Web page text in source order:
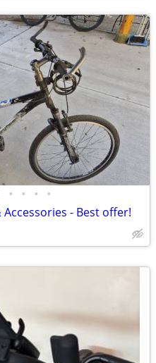
• • • •
- Best offer!